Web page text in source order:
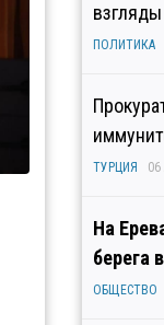
ПОЛИТИКА
ТУРЦИЯ 06
На
берега
ОБЩЕСТВО